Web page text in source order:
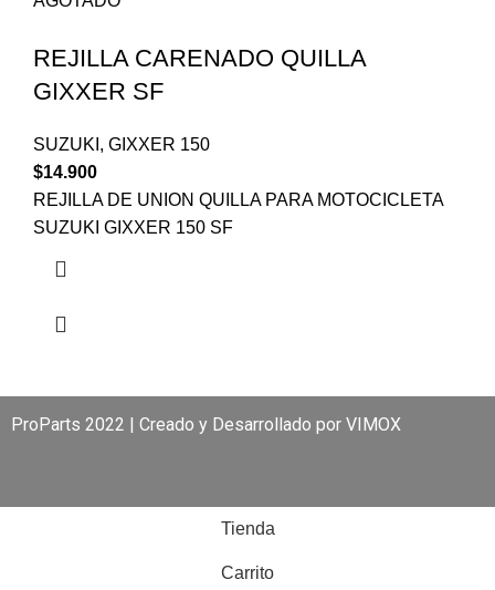
REJILLA CARENADO QUILLA
GIXXER SF
SUZUKI , GIXXER 150
$14.900
REJILLA DE UNION QUILLA PARA MOTOCICLETA
SUZUKI GIXXER 150 SF
ProParts 2022 | Creado y Desarrollado por VIMOX
Tienda
Carrito